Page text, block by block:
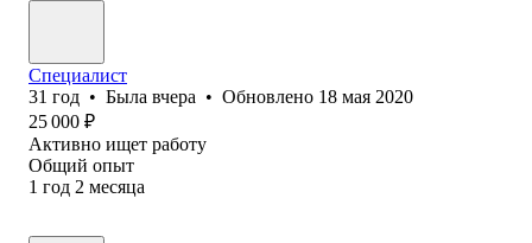
Специалист
31 год • Была вчера • Обновлено 18 мая 2020
25 000 ₽
Активно ищет работу
Общий опыт
1 год 2 месяца